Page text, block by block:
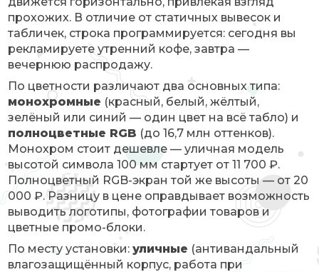
прохожих. В отличие от статичных вывесок и
табличек, строка программируется: сегодня вы
рекламируете утренний кофе, завтра —
вечернюю распродажу.
По цветности различают два основных типа:
монохромные (красный, белый, жёлтый,
зелёный или синий — один цвет на всё табло) и
полноцветные RGB (до 16,7 млн оттенков).
Монохром стоит дешевле — уличная модель
высотой символа 100 мм стартует от 11 700 ₽.
Полноцветный RGB-экран той же высоты — от 20
000 ₽. Разницу в цене оправдывает возможность
выводить логотипы, фотографии товаров и
цветные промо-блоки.
По месту установки:уличные (антивандальный
влагозащищённый корпус, работа при